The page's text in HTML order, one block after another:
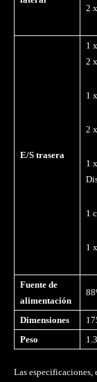
2
E/S trasera
1
2
1
2
1
1
1
Fuente de
alimentación
Dimensiones
Peso
Las